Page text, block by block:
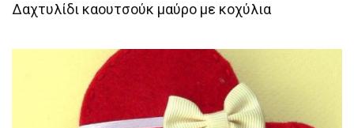
Δαχτυλίδι καουτσούκ μαύρο με κοχύλια